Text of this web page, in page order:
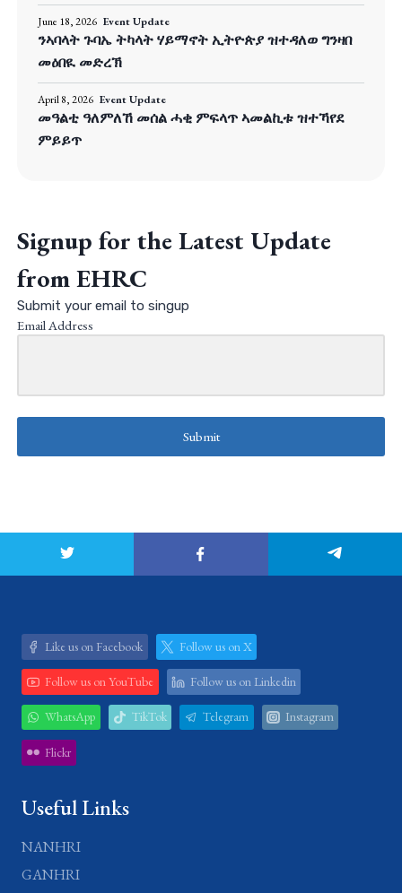
June 18, 2026 Event Update
ንኣባላት ጉባኤ ትካላት ሃይማኖት ኢትዮጵያ ዝተዳለወ ግንዛበ
መዕበዪ መድረኽ
April 8, 2026 Event Update
መዓልቲ ዓለምለኸ መሰል ሓቂ ምፍላጥ ኣመልኪቱ ዝተኻየደ
ምይይጥ
Signup for the Latest Update
from EHRC
Submit your email to singup
Email Address
Submit
Like us on Facebook Follow us on X
Follow us on YouTube Follow us on Linkedin
WhatsApp TikTok Telegram Instagram
Flickr
Useful Links
NANHRI
GANHRI